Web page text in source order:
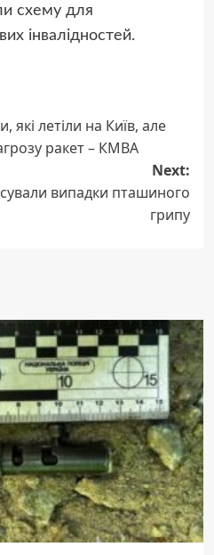
схему для
інвалідностей.
летіли на Київ, але
ракет – КМВА
Next:
випадки пташиного
грипу